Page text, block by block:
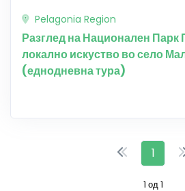
Pelagonia Region
Разглед на Национален Парк
локално искуство во село
(еднодневна тура)
1
1 од 1